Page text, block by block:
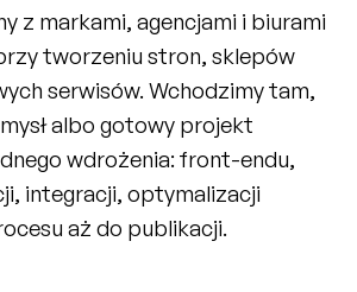
z markami, agencjami i biurami
tworzeniu stron, sklepów
serwisów. Wchodzimy tam,
albo gotowy projekt
wdrożenia: front-endu,
integracji, optymalizacji
aż do publikacji.